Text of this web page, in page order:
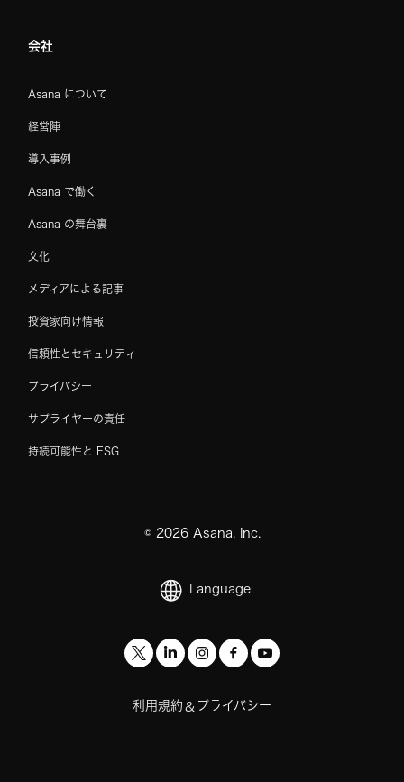
会社
Asana について
経営陣
導入事例
Asana で働く
Asana の舞台裏
文化
メディアによる記事
投資家向け情報
信頼性とセキュリティ
プライバシー
サプライヤーの責任
持続可能性と ESG
© 2026Asana, Inc.
Language
利用規約 & プライバシー